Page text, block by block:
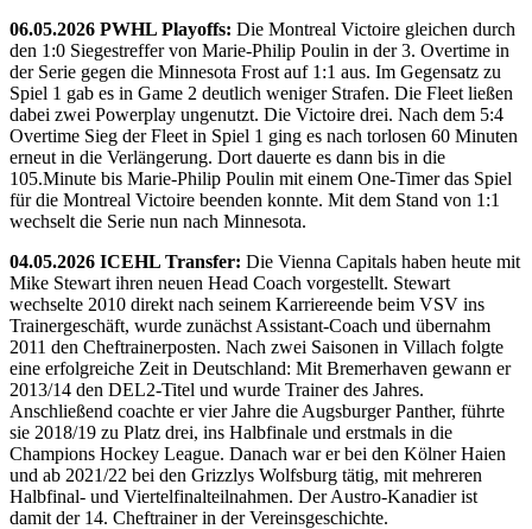
06.05.2026 PWHL Playoffs: Die Montreal Victoire gleichen durch
den 1:0 Siegestreffer von Marie-Philip Poulin in der 3. Overtime in
der Serie gegen die Minnesota Frost auf 1:1 aus. Im Gegensatz zu
Spiel 1 gab es in Game 2 deutlich weniger Strafen. Die Fleet ließen
dabei zwei Powerplay ungenutzt. Die Victoire drei. Nach dem 5:4
Overtime Sieg der Fleet in Spiel 1 ging es nach torlosen 60 Minuten
erneut in die Verlängerung. Dort dauerte es dann bis in die
105.Minute bis Marie-Philip Poulin mit einem One-Timer das Spiel
für die Montreal Victoire beenden konnte. Mit dem Stand von 1:1
wechselt die Serie nun nach Minnesota.
04.05.2026 ICEHL Transfer: Die Vienna Capitals haben heute mit
Mike Stewart ihren neuen Head Coach vorgestellt. Stewart
wechselte 2010 direkt nach seinem Karriereende beim VSV ins
Trainergeschäft, wurde zunächst Assistant-Coach und übernahm
2011 den Cheftrainerposten. Nach zwei Saisonen in Villach folgte
eine erfolgreiche Zeit in Deutschland: Mit Bremerhaven gewann er
2013/14 den DEL2-Titel und wurde Trainer des Jahres.
Anschließend coachte er vier Jahre die Augsburger Panther, führte
sie 2018/19 zu Platz drei, ins Halbfinale und erstmals in die
Champions Hockey League. Danach war er bei den Kölner Haien
und ab 2021/22 bei den Grizzlys Wolfsburg tätig, mit mehreren
Halbfinal- und Viertelfinalteilnahmen. Der Austro-Kanadier ist
damit der 14. Cheftrainer in der Vereinsgeschichte.